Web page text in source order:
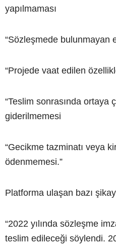
yapılmaması
“Sözleşmede bulunmayan
“Projede vaat edilen
“Teslim sonrasında ortaya
giderilmemesi
“Gecikme tazminatı veya
ödenmemesi.”
Platforma ulaşan bazı
“2022 yılında sözleşme
teslim edileceği söylendi.